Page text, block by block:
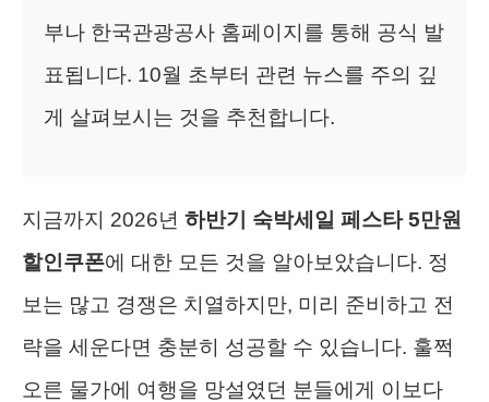
부나 한국관광공사 홈페이지를 통해 공식 발
표됩니다. 10월 초부터 관련 뉴스를 주의 깊
게 살펴보시는 것을 추천합니다.
지금까지 2026년 하반기 숙박세일 페스타 5만원
할인쿠폰에 대한 모든 것을 알아보았습니다. 정
보는 많고 경쟁은 치열하지만, 미리 준비하고 전
략을 세운다면 충분히 성공할 수 있습니다. 훌쩍
오른 물가에 여행을 망설였던 분들에게 이보다